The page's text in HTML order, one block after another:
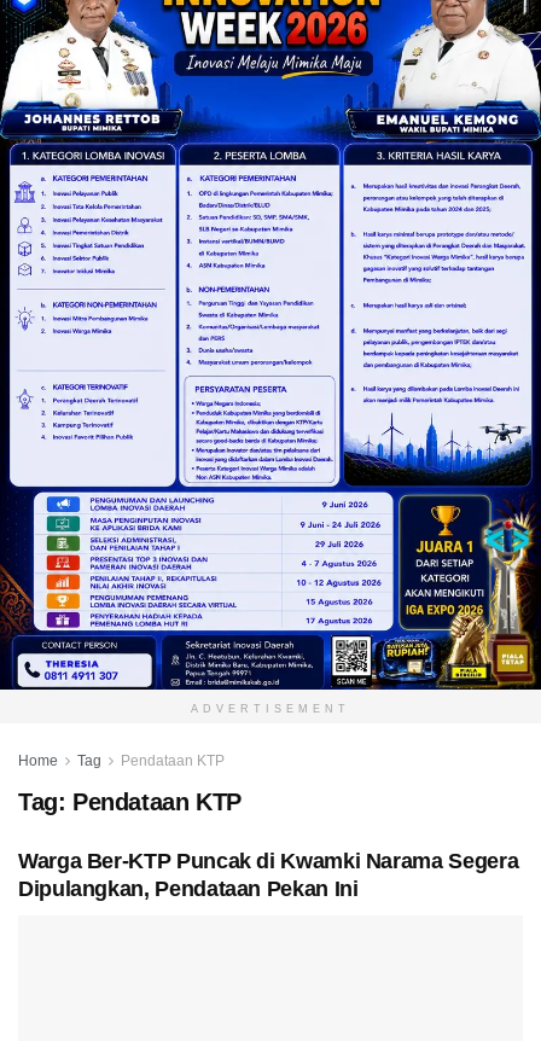
ADVERTISEMENT
Home Tag Pendataan KTP
Tag: Pendataan KTP
Warga Ber-KTP Puncak di Kwamki Narama Segera
Dipulangkan, Pendataan Pekan Ini